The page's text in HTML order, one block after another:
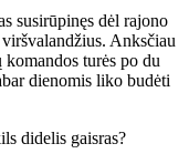
susirūpinęs dėl rajono
Anksčiau
turės po du
dienomis liko budėti
didelis gaisras?